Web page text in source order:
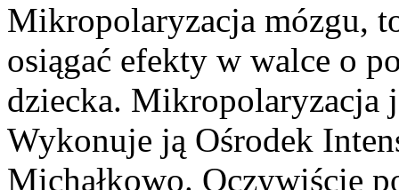
Mikropolaryzacja mózgu,
osiągać efekty w walce o
dziecka. Mikropolaryzacja
Wykonuje ją Ośrodek
Michałkowo. Oczywiście